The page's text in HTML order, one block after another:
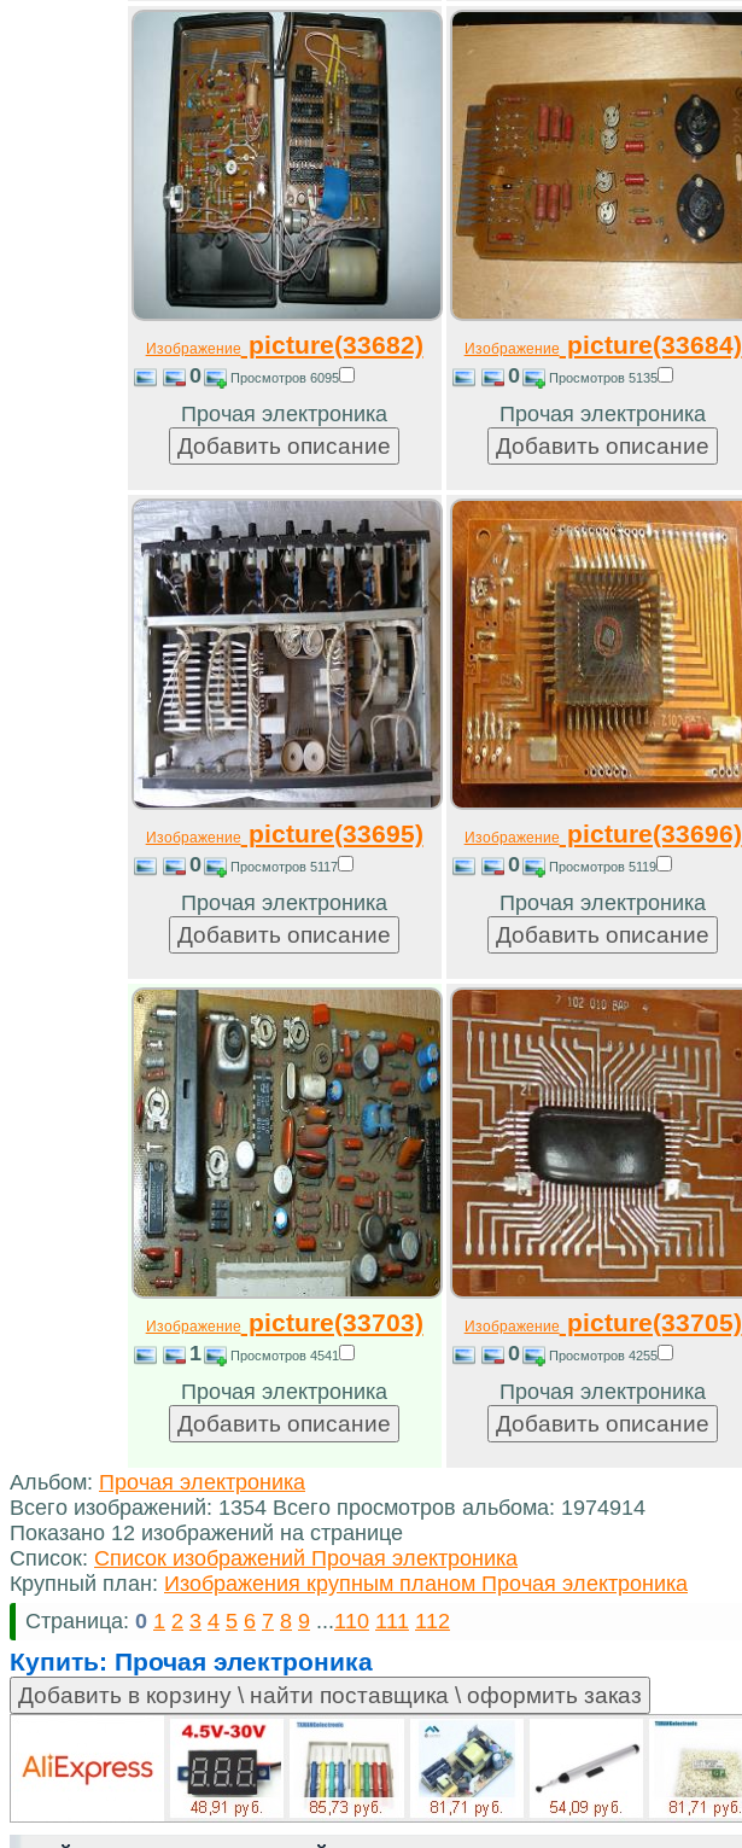
Изображение picture(33682)
0 Просмотров 6095
Прочая электроника
Изображение picture(33684)
0 Просмотров 5135
Прочая электроника
Изображение picture(33695)
0 Просмотров 5117
Прочая электроника
Изображение picture(33696)
0 Просмотров 5119
Прочая электроника
Изображение picture(33703)
1 Просмотров 4541
Прочая электроника
Изображение picture(33705)
0 Просмотров 4255
Прочая электроника
Альбом: Прочая электроника
Всего изображений: 1354 Всего просмотров альбома: 1974914
Показано 12 изображений на странице
Список: Список изображений Прочая электроника
Крупный план: Изображения крупным планом Прочая электроника
Страница: 0 1 2 3 4 5 6 7 8 9 ...110 111 112
Купить: Прочая электроника